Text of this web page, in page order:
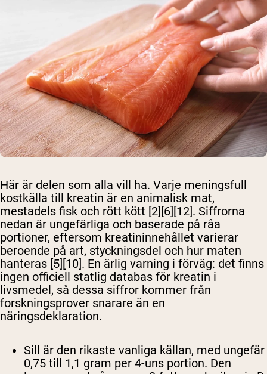
Här är delen som alla vill ha. Varje meningsfull
kostkälla till kreatin är en animalisk mat,
mestadels fisk och rött kött [2][6][12]. Siffrorna
nedan är ungefärliga och baserade på råa
portioner, eftersom kreatininnehållet varierar
beroende på art, styckningsdel och hur maten
hanteras [5][10]. En ärlig varning i förväg: det finns
ingen officiell statlig databas för kreatin i
livsmedel, så dessa siffror kommer från
forskningsprover snarare än en
näringsdeklaration.
Sill är den rikaste vanliga källan, med ungefär
0,75 till 1,1 gram per 4-uns portion. Den